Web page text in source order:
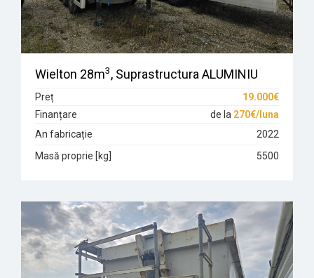
Wielton 28m3, Suprastructura ALUMINIU
Preț
19.000€
Finanțare
de la 270€/luna
An fabricație
2022
Masă proprie [kg]
5500